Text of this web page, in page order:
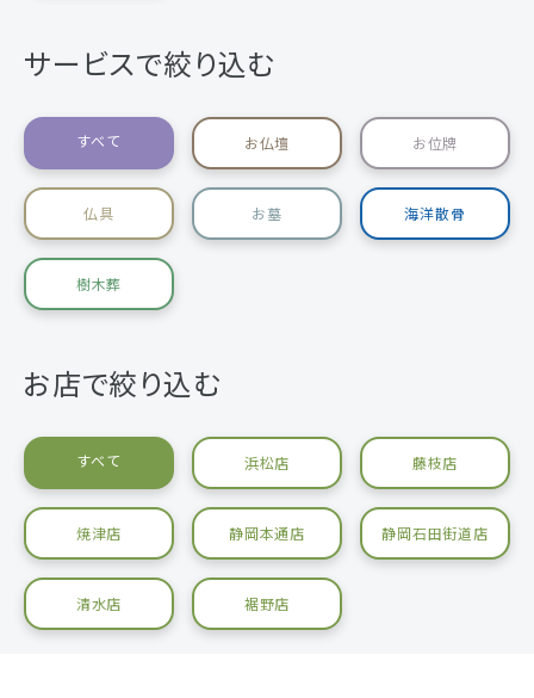
サービスで絞り込む
すべて お仏壇 お位牌
仏具 お墓 海洋散骨
樹木葬
お店で絞り込む
すべて 浜松店 藤枝店
焼津店 静岡本通店 静岡石田街道店
清水店 裾野店